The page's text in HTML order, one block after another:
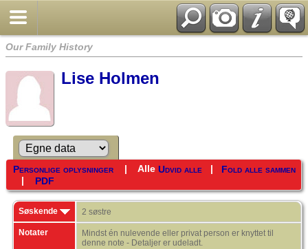
Our Family History
Lise Holmen
Udvid alle | Fold alle sammen
Personlige oplysninger| Alle
| PDF
Søskende 2 søstre
Notater
Mindst én nulevende eller privat person er knyttet til
denne note - Detaljer er udeladt.